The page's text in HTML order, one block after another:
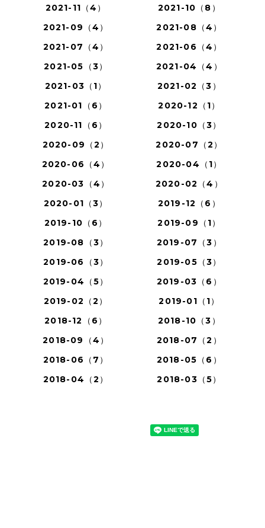
2021-11（4）
2021-10（8）
2021-09（4）
2021-08（4）
2021-07（4）
2021-06（4）
2021-05（3）
2021-04（4）
2021-03（1）
2021-02（3）
2021-01（6）
2020-12（1）
2020-11（6）
2020-10（3）
2020-09（2）
2020-07（2）
2020-06（4）
2020-04（1）
2020-03（4）
2020-02（4）
2020-01（3）
2019-12（6）
2019-10（6）
2019-09（1）
2019-08（3）
2019-07（3）
2019-06（3）
2019-05（3）
2019-04（5）
2019-03（6）
2019-02（2）
2019-01（1）
2018-12（6）
2018-10（3）
2018-09（4）
2018-07（2）
2018-06（7）
2018-05（6）
2018-04（2）
2018-03（5）